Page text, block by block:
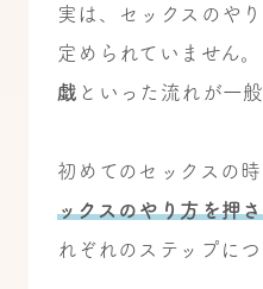
実は、セックスのや
定められていません。
戯 といった流れが一般
初めてのセックスの時
ックスのやり方を押
れぞれのステップにつ